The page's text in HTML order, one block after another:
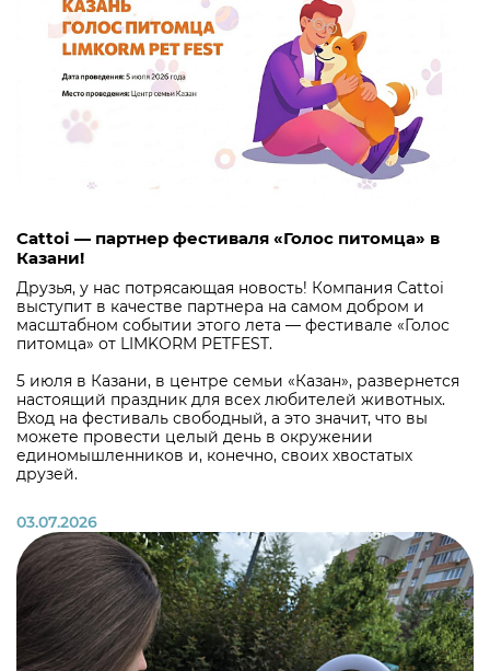
Cattoi — партнер фестиваля «Голос питомца» в
Казани!
Друзья, у нас потрясающая новость! Компания Cattoi
выступит в качестве партнера на самом добром и
масштабном событии этого лета — фестивале «Голос
питомца» от LIMKORM PETFEST.
5 июля в Казани, в центре семьи «Казан», развернется
настоящий праздник для всех любителей животных.
Вход на фестиваль свободный, а это значит, что вы
можете провести целый день в окружении
единомышленников и, конечно, своих хвостатых
друзей.
03.07.2026